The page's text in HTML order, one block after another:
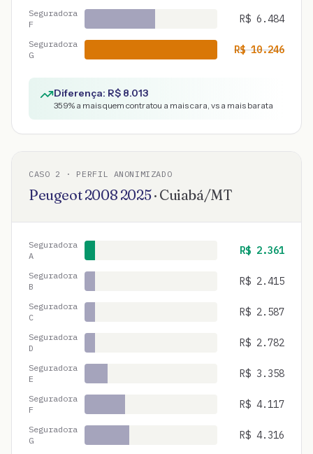
Seguradora
F
R$ 6.484
Seguradora
G
R$10.246
Diferença: R$ 8.013
359% a mais quem contratou a mais cara, vs a mais barata
CASO 2 · PERFIL ANONIMIZADO
Peugeot2008 2025· Cuiabá/MT
Seguradora
A
R$ 2.361
Seguradora
B
R$ 2.415
Seguradora
C
R$ 2.587
Seguradora
D
R$ 2.782
Seguradora
E
R$ 3.358
Seguradora
F
R$ 4.117
Seguradora
G
R$ 4.316